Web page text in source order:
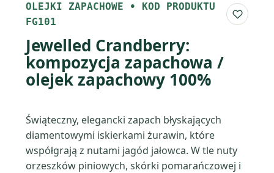
OLEJKI ZAPACHOWE • KOD PRODUKTU
FG101
Do
Jewelled Crandberry:
kompozycja zapachowa /
olejek zapachowy 100%
Świąteczny, elegancki zapach błyskających
diamentowymi iskierkami żurawin, które
współgrają z nutami jagód jałowca. W tle nuty
orzeszków piniowych, skórki pomarańczowej i